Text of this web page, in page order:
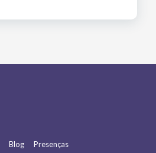
Blog Presenças